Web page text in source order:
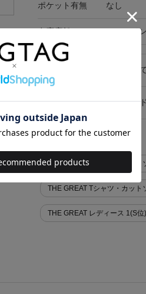
ポケット有無 なし
在庫店舗 オンライ
キャンセル・返品について
お買い物時のご利用ガイ
似た条件で検索
THE GREAT Tシャツ・カッ
THE GREAT Tシャツ・カッ
THE GREAT レディース 1(S位)